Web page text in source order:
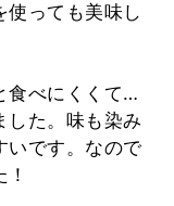
使っても美味し
食べにくくて…
した。味も染み
いです。なので